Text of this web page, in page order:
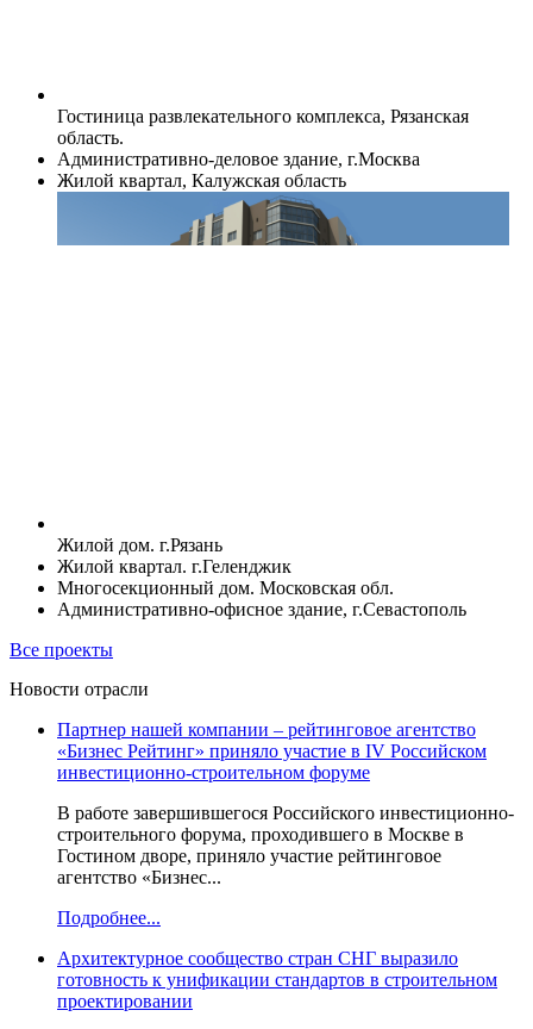
Гостиница развлекательного комплекса, Рязанская
область.
Административно-деловое здание, г.Москва
Жилой квартал, Калужская область
Жилой дом. г.Рязань
Жилой квартал. г.Геленджик
Многосекционный дом. Московская обл.
Административно-офисное здание, г.Севастополь
Все проекты
Новости отрасли
Партнер нашей компании – рейтинговое агентство
«Бизнес Рейтинг» приняло участие в IV Российском
инвестиционно-строительном форуме
В работе завершившегося Российского инвестиционно-
строительного форума, проходившего в Москве в
Гостином дворе, приняло участие рейтинговое
агентство «Бизнес...
Подробнее...
Архитектурное сообщество стран СНГ выразило
готовность к унификации стандартов в строительном
проектировании